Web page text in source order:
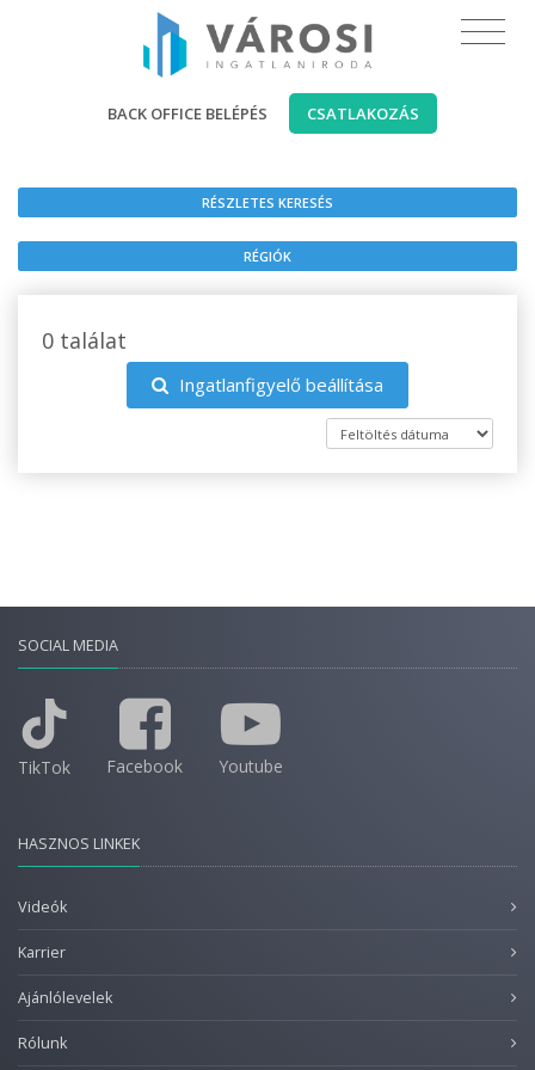
BACK OFFICE BELÉPÉS CSATLAKOZÁS
RÉSZLETES KERESÉS
RÉGIÓK
0 találat
Ingatlanfigyelő beállítása
SOCIAL MEDIA
TikTok Facebook Youtube
HASZNOS LINKEK
Videók
Karrier
Ajánlólevelek
Rólunk